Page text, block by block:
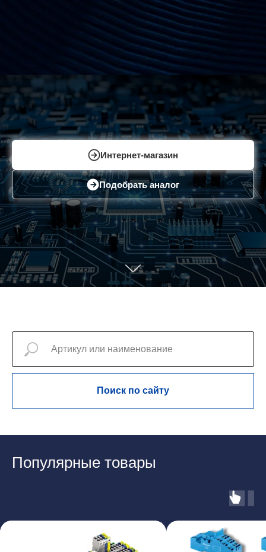
Интернет-магазин
Подобрать аналог
Поиск по сайту
Популярные товары